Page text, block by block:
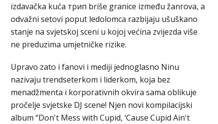
izdavačka kuća трип briše granice između žanrova, a
odvažni setovi poput ledolomca razbijaju ušuškano
stanje na svjetskoj sceni u kojoj većina zvijezda više
ne preduzima umjetničke rizike.
Upravo zato i fanovi i mediji jednoglasno Ninu
nazivaju trendseterkom i liderkom, koja bez
menadžmenta i korporativnih okvira sama oblikuje
pročelje svjetske DJ scene! Njen novi kompilacijski
album “Don't Mess with Cupid, ‘Cause Cupid Ain't